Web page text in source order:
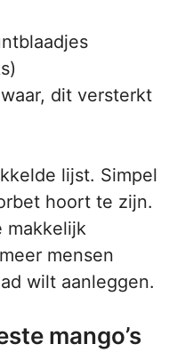
dit versterkt
lijst. Simpel
hoort te zijn.
makkelijk
mensen
wilt aanleggen.
mango’s